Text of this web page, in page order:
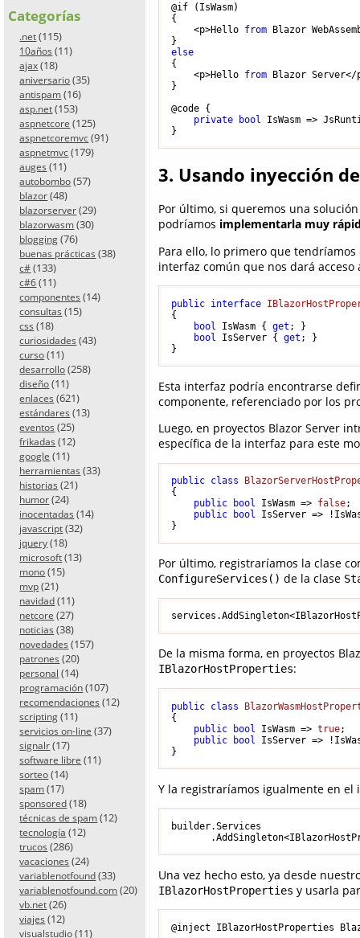
Categorías
.net (115)
10años (11)
ajax (18)
aniversario (35)
antispam (16)
asp.net (153)
aspnetcore (125)
aspnetcoremvc (91)
aspnetmvc (179)
auges (11)
autobombo (57)
blazor (48)
blazorserver (29)
blazorwasm (30)
blogging (76)
buenas prácticas (38)
c# (133)
c#6 (11)
componentes (14)
consultas (15)
css (18)
curiosidades (43)
curso (11)
desarrollo (258)
diseño (11)
enlaces (621)
estándares (13)
eventos (25)
frikadas (12)
google (11)
herramientas (33)
historias (21)
humor (24)
inocentadas (14)
javascript (32)
jquery (18)
microsoft (13)
mono (15)
mvp (21)
navidad (11)
netcore (27)
noticias (38)
novedades (157)
patrones (20)
personal (14)
programación (107)
recomendaciones (12)
scripting (11)
servicios on-line (37)
signalr (17)
software libre (11)
sorteo (14)
spam (17)
sponsored (18)
técnicas de spam (12)
tecnología (12)
trucos (286)
vacaciones (24)
variablenotfound (33)
variablenotfound.com (20)
vb.net (26)
viajes (12)
visualstudio (11)
@if (IsWasm)
{
    <p>Hello
from Blazor
else
{
    <p>Hello
from Blazor Server</
}
@code {
private
bool
IsWasm =>
3. Usando inyección
Por último, si queremos una
podríamos implementarla muy
Para ello, lo primero que
interfaz común que nos dará
public interface
{
bool
IsWasm { get ; }
bool
IsServer { get ; }
Esta interfaz podría encontrarse
componente, referenciado por los
Luego, en proyectos Blazor Server
específica de la interfaz para este
public class
{
public
bool IsWasm => false;
public
bool IsServer =>
Por último, registraríamos la clase
ConfigureServices() de la clase
De la misma forma, en proyectos
IBlazorHostProperties:
public class
{
public
bool IsWasm => true;
public
bool
IsServer =>
Y la registraríamos igualmente en el
builder.Services
Una vez hecho esto, ya desde
IBlazorHostProperties y usarla
@inject IBlazorHostProperties